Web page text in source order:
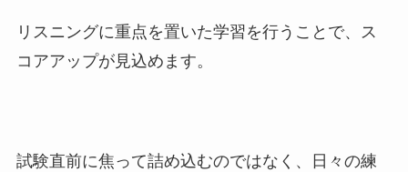
リスニングに重点を置いた学習を行うことで、ス
コアアップが見込めます。
試験直前に焦って詰め込むのではなく、日々の練